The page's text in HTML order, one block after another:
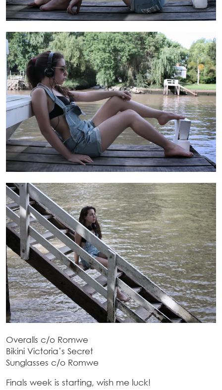
Overalls c/o Romwe
Bikini Victoria’s Secret
Sunglasses c/o Romwe
Finals week is starting, wish me luck!